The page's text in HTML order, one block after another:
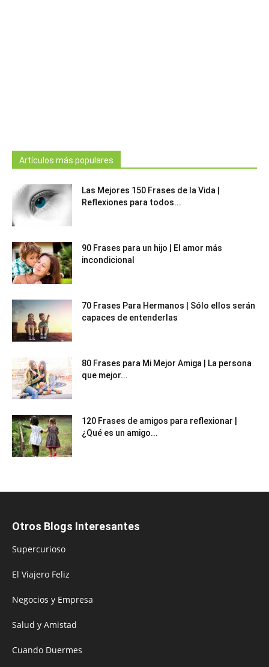
Artículos más populares
Las Mejores 150 Frases de la Vida |
Reflexiones para todos...
90 Frases para un hijo | El amor más
incondicional
70 Frases Para Hermanos | Sólo ellos serán
capaces de entenderlas
80 Frases para Mi Mejor Amiga | La persona
que mejor...
120 Frases de amigos para reflexionar |
¿Qué es un amigo...
Otros Blogs Interesantes
Supercurioso
El Viajero Feliz
Negocios y Empresa
Salud y Amistad
Cuando Duermes